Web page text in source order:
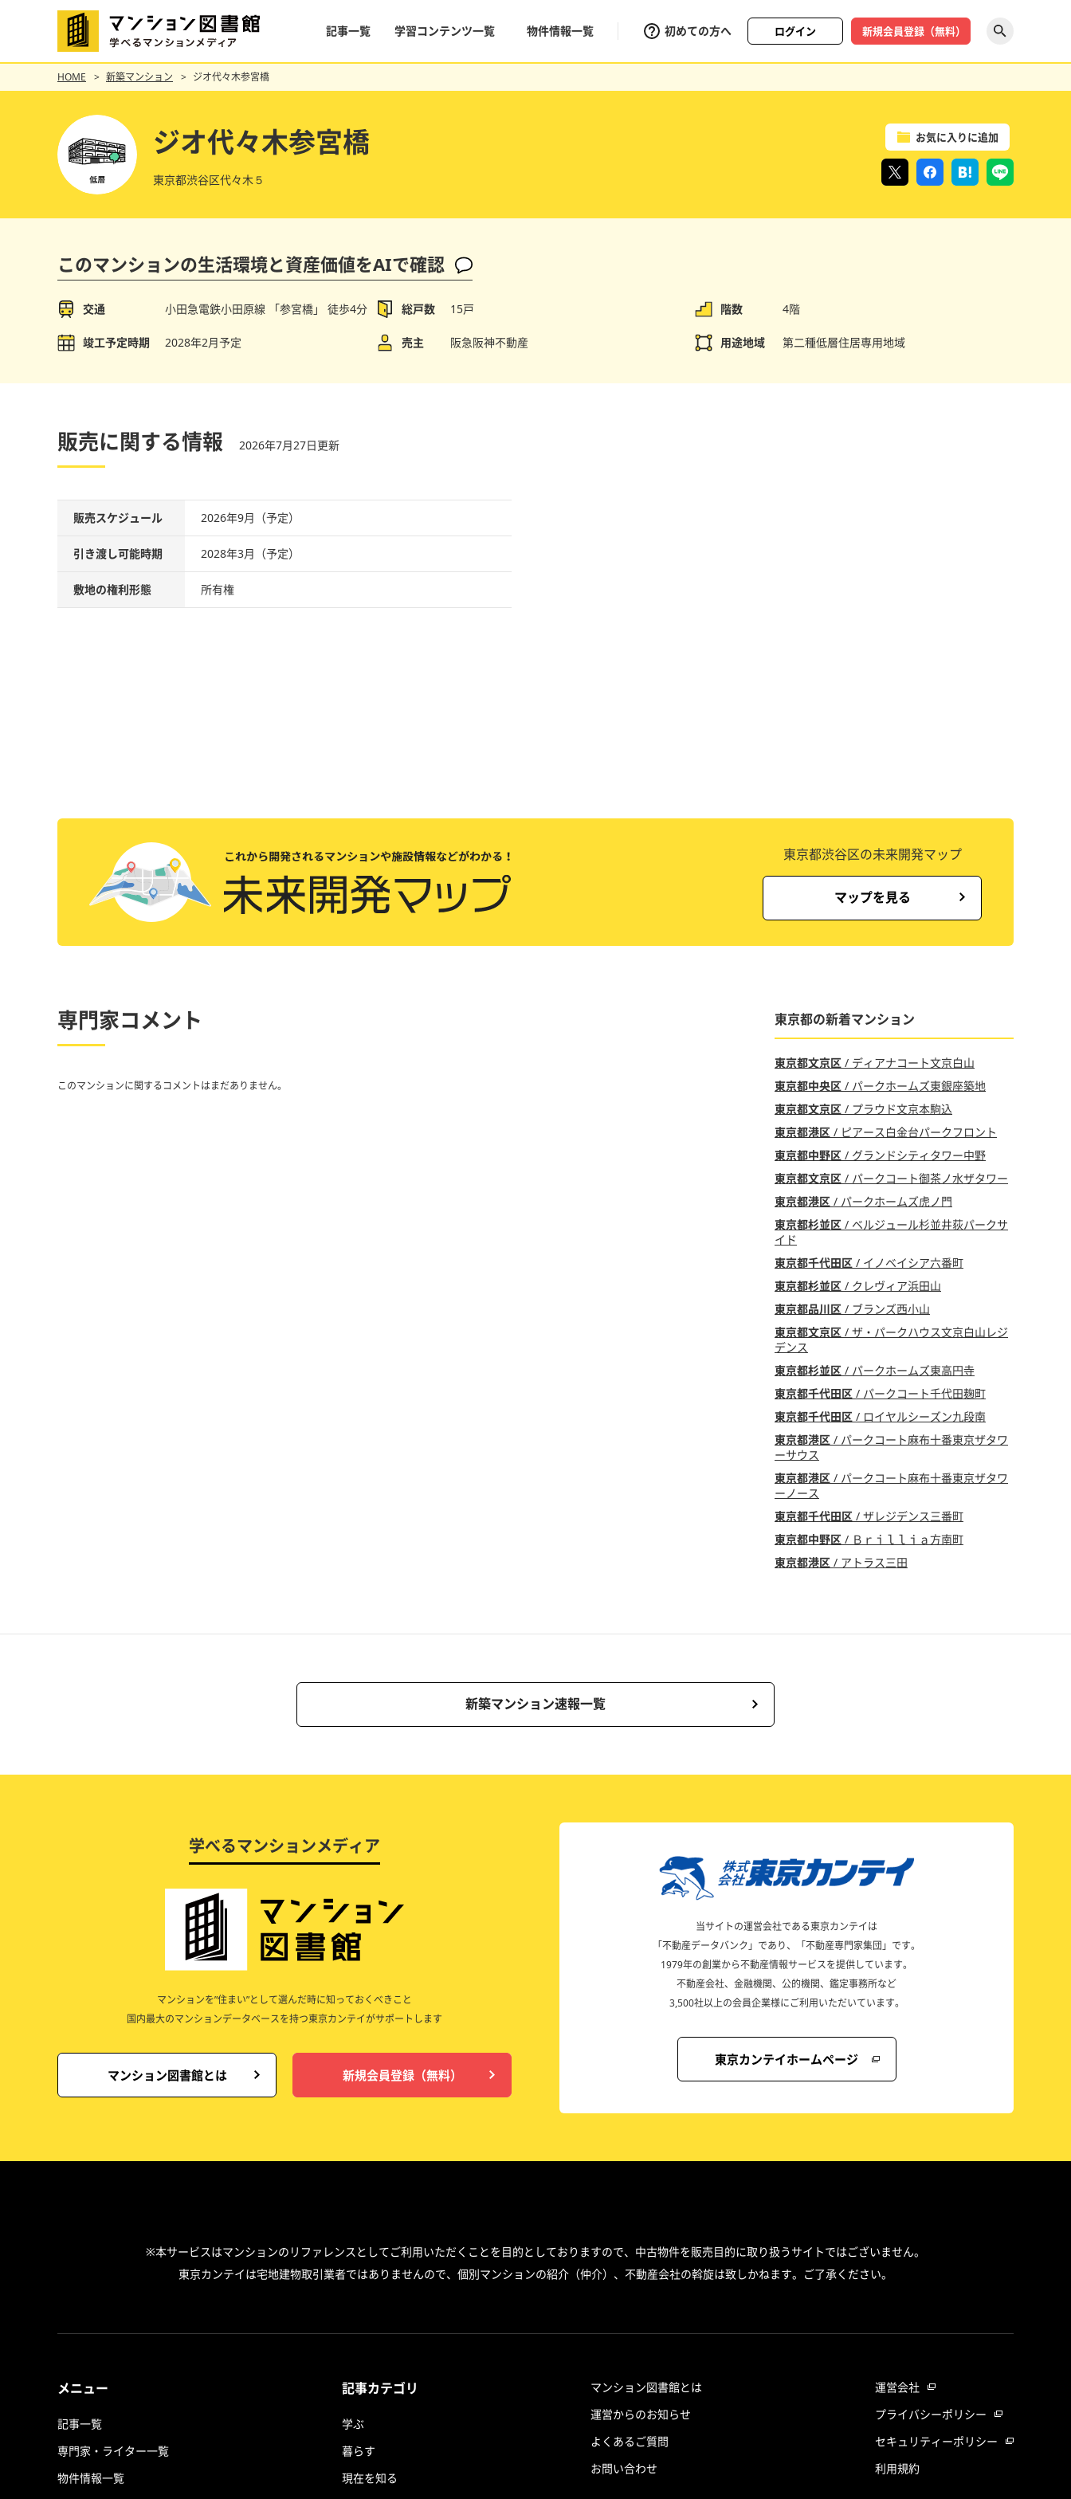
記事一覧 学習コンテンツ一覧 物件情報一覧 初めての方へ ログイン 新規会員登録（無料）
HOME 新築マンション ジオ代々木参宮橋
ジオ代々木参宮橋
東京都渋谷区代々木５
お気に入りに追加
このマンションの生活環境と資産価値をAIで確認
交通 小田急電鉄小田原線 「参宮橋」 徒歩4分 総戸数 15戸 階数 4階
竣工予定時期 2028年2月予定 売主 阪急阪神不動産 用途地域 第二種低層住居専用地域
販売に関する情報 2026年7月27日更新
販売スケジュール 2026年9月（予定）
引き渡し可能時期 2028年3月（予定）
敷地の権利形態 所有権
東京都渋谷区の未来開発マップ
マップを見る
専門家コメント
このマンションに関するコメントはまだありません。
東京都の新着マンション
東京都文京区 / ディアナコート文京白山
東京都中央区 / パークホームズ東銀座築地
東京都文京区 / プラウド文京本駒込
東京都港区 / ピアース白金台パークフロント
東京都中野区 / グランドシティタワー中野
東京都文京区 / パークコート御茶ノ水ザタワー
東京都港区 / パークホームズ虎ノ門
東京都杉並区 / ベルジュール杉並井荻パークサ
イド
東京都千代田区 / イノベイシア六番町
東京都杉並区 / クレヴィア浜田山
東京都品川区 / ブランズ西小山
東京都文京区 / ザ・パークハウス文京白山レジ
デンス
東京都杉並区 / パークホームズ東高円寺
東京都千代田区 / パークコート千代田麹町
東京都千代田区 / ロイヤルシーズン九段南
東京都港区 / パークコート麻布十番東京ザタワ
ーサウス
東京都港区 / パークコート麻布十番東京ザタワ
ーノース
東京都千代田区 / ザレジデンス三番町
東京都中野区 / Ｂｒｉｌｌｉａ方南町
東京都港区 / アトラス三田
新築マンション速報一覧
学べるマンションメディア
マンションを”住まい”として選んだ時に知っておくべきこと
国内最大のマンションデータベースを持つ東京カンテイがサポートします
マンション図書館とは 新規会員登録（無料）
当サイトの運営会社である東京カンテイは
「不動産データバンク」であり、「不動産専門家集団」です。
1979年の創業から不動産情報サービスを提供しています。
不動産会社、金融機関、公的機関、鑑定事務所など
3,500社以上の会員企業様にご利用いただいています。
東京カンテイホームページ
※本サービスはマンションのリファレンスとしてご利用いただくことを目的としておりますので、中古物件を販売目的に取り扱うサイトではございません。
東京カンテイは宅地建物取引業者ではありませんので、個別マンションの紹介（仲介）、不動産会社の斡旋は致しかねます。ご了承ください。
メニュー
記事一覧
専門家・ライター一覧
物件情報一覧
記事カテゴリ
学ぶ
暮らす
現在を知る
マンション図書館とは
運営からのお知らせ
よくあるご質問
お問い合わせ
運営会社
プライバシーポリシー
セキュリティーポリシー
利用規約